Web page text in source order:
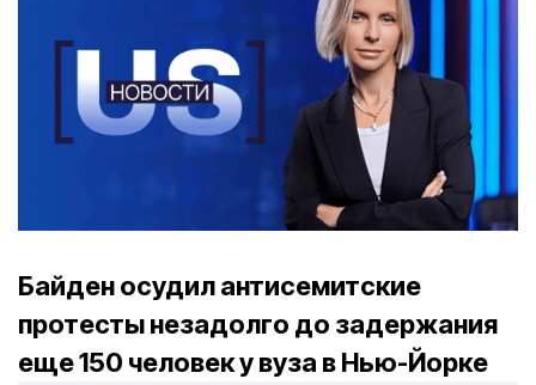
Байден осудил антисемитские
протесты незадолго до задержания
еще 150 человек у вуза в Нью-Йорке